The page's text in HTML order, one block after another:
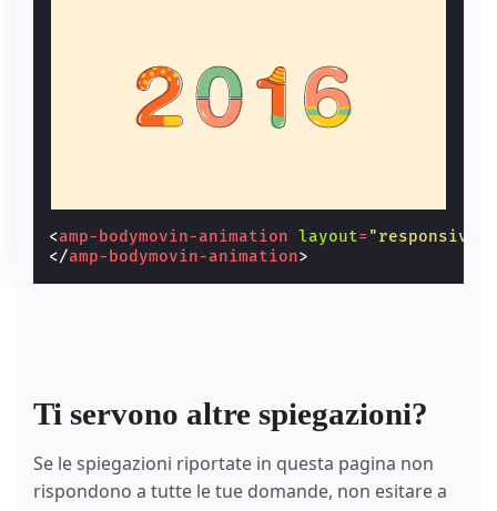
<amp-bodymovin-animation layout="responsive"
</amp-bodymovin-animation>
Ti servono altre spiegazioni?
Se le spiegazioni riportate in questa pagina non
rispondono a tutte le tue domande, non esitare a